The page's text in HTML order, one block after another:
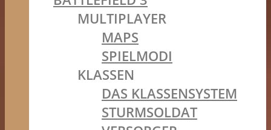
MULTIPLAYER
MAPS
SPIELMODI
KLASSEN
DAS KLASSENSYSTEM
STURMSOLDAT